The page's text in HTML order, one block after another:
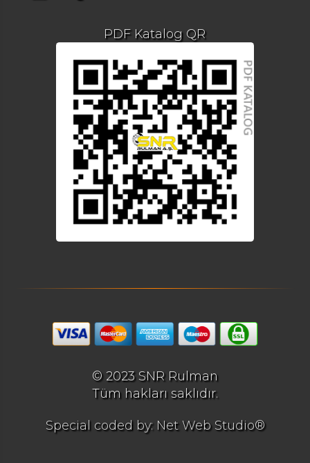
PDF Katalog QR
© 2023 SNR Rulman
Tüm hakları saklıdır.
Special coded by: Net Web Studio®